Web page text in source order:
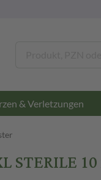
& Verletzungen
STERILE